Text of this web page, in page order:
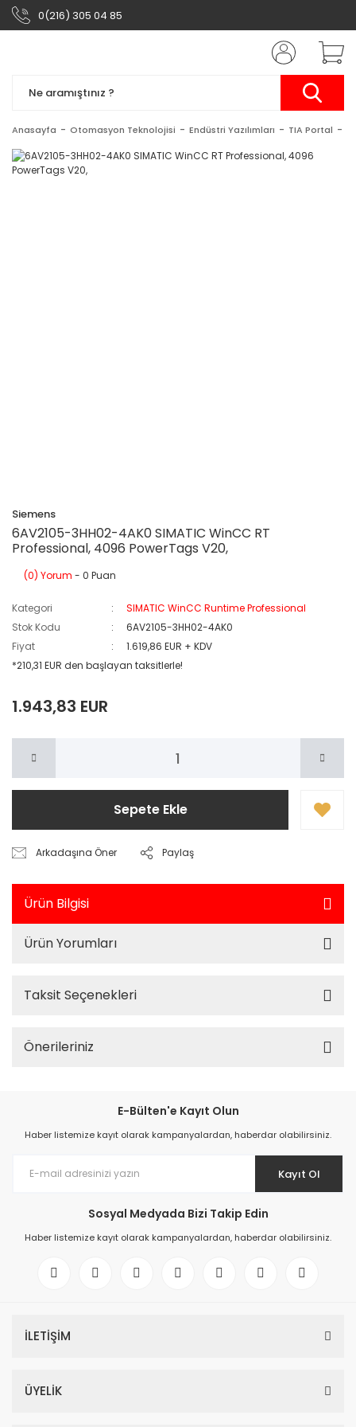
0(216) 305 04 85
Anasayfa Otomasyon Teknolojisi Endüstri Yazılımları TIA Portal
Siemens
6AV2105-3HH02-4AK0 SIMATIC WinCC RT
Professional, 4096 PowerTags V20,
(0) Yorum - 0 Puan
Kategori
SIMATIC WinCC Runtime Professional
Stok Kodu
6AV2105-3HH02-4AK0
Fiyat
1.619,86 EUR + KDV
*210,31 EUR den başlayan taksitlerle!
1.943,83 EUR
Sepete Ekle
Arkadaşına Öner Paylaş
Ürün Bilgisi
Ürün Yorumları
Taksit Seçenekleri
Önerileriniz
E-Bülten'e Kayıt Olun
Haber listemize kayıt olarak kampanyalardan, haberdar olabilirsiniz.
Kayıt Ol
Sosyal Medyada Bizi Takip Edin
Haber listemize kayıt olarak kampanyalardan, haberdar olabilirsiniz.
İLETİŞİM
ÜYELİK